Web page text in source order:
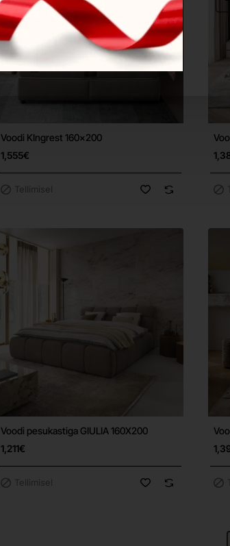
Voodi KIngrest 160x200
1,555€
Tellimisel
Tasuta tarne
Voodi pesukastiga GIULIA 160X200
1,211€
Tellimisel